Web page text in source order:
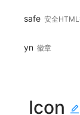
safe 安全
yn 徽章
Icon